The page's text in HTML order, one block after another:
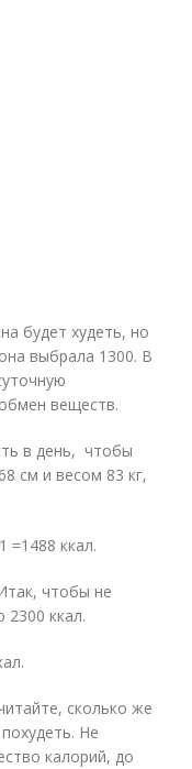
будет худеть, но
выбрала 1300. В
веществ.
в день, чтобы
см и весом 83 кг,
=1488 ккал.
чтобы не
ккал.
сколько же
Не
калорий, до